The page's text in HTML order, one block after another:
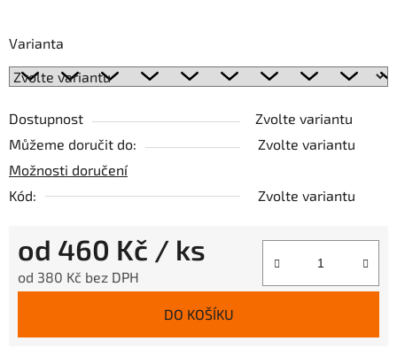
Varianta
Dostupnost
Zvolte variantu
Můžeme doručit do:
Zvolte variantu
Možnosti doručení
Kód:
Zvolte variantu
od 460 Kč / ks
od 380 Kč bez DPH
DO KOŠÍKU